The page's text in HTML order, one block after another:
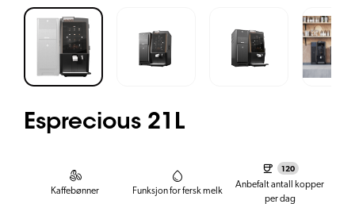
Esprecious 21L
Kaffebønner Funksjon for fersk melk
120
Anbefalt antall kopper
per dag